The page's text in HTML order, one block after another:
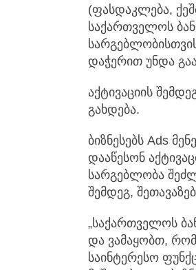
(ფასდაკლება,
საქართველოს
დაჭერით უნდა
აქტივაციის
გახდება.
ბიზნესებს Ads
დააწესონ
სარგებლობა
შემდეგ,
„საქართველოს
და ვამაყობთ,
საინტერესო